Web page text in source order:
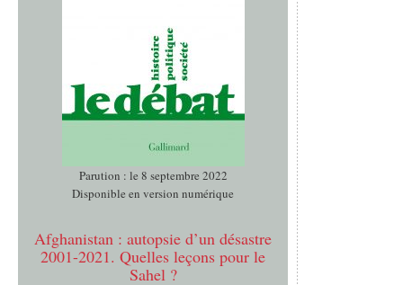
Parution : le 8 septembre 2022
Disponible en version numérique
Afghanistan : autopsie d’un désastre
2001-2021. Quelles leçons pour le
Sahel ?